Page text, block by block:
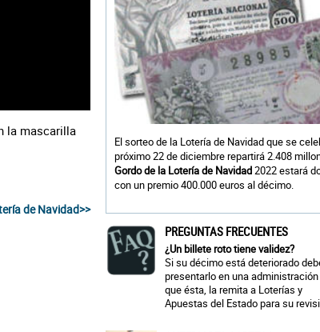
la mascarilla
de Navidad>>
El sorteo de la Lotería de Navidad que se
próximo 22 de diciembre repartirá 2.408
Gordo de la Lotería de Navidad2022 estará
con un premio 400.000 euros al décimo.
PREGUNTAS FRECUENTES
¿Un billete roto tiene validez?
Si su décimo está deteriorado
presentarlo en una
que ésta, la remita a Loterías y
Apuestas del Estado para su